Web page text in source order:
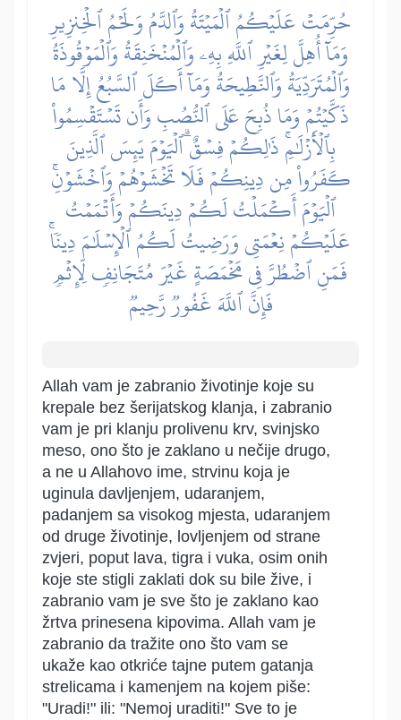
حُرِّمَتۡ عَلَيۡكُمُ ٱلۡمَيۡتَةُ وَٱلدَّمُ وَلَحۡمُ ٱلۡخِنزِيرِ
وَمَآ أُهِلَّ لِغَيۡرِ ٱللَّهِ بِهِۦ وَٱلۡمُنۡخَنِقَةُ وَٱلۡمَوۡقُوذَةُ
وَٱلۡمُتَرَدِّيَةُ وَٱلنَّطِيحَةُ وَمَآ أَكَلَ ٱلسَّبُعُ إِلَّا مَا
ذَكَّيۡتُمۡ وَمَا ذُبِحَ عَلَى ٱلنُّصُبِ وَأَن تَسۡتَقۡسِمُواْ
بِٱلۡأَزۡلَٰمِۚ ذَٰلِكُمۡ فِسۡقٌۗ ٱلۡيَوۡمَ يَئِسَ ٱلَّذِينَ
كَفَرُواْ مِن دِينِكُمۡ فَلَا تَخۡشَوۡهُمۡ وَٱخۡشَوۡنِۚ
ٱلۡيَوۡمَ أَكۡمَلۡتُ لَكُمۡ دِينَكُمۡ وَأَتۡمَمۡتُ
عَلَيۡكُمۡ نِعۡمَتِي وَرَضِيتُ لَكُمُ ٱلۡإِسۡلَٰمَ دِينٗاۚ
فَمَنِ ٱضۡطُرَّ فِي مَخۡمَصَةٍ غَيۡرَ مُتَجَانِفٖ لِّإِثۡمٖ
فَإِنَّ ٱللَّهَ غَفُورٞ رَّحِيمٞ
Allah vam je zabranio životinje koje su
krepale bez šerijatskog klanja, i zabranio
vam je pri klanju prolivenu krv, svinjsko
meso, ono što je zaklano u nečije drugo,
a ne u Allahovo ime, strvinu koja je
uginula davljenjem, udaranjem,
padanjem sa visokog mjesta, udaranjem
od druge životinje, lovljenjem od strane
zvjeri, poput lava, tigra i vuka, osim onih
koje ste stigli zaklati dok su bile žive, i
zabranio vam je sve što je zaklano kao
žrtva prinesena kipovima. Allah vam je
zabranio da tražite ono što vam se
ukaže kao otkriće tajne putem gatanja
strelicama i kamenjem na kojem piše:
"Uradi!" ili: "Nemoj uraditi!" Sve to je